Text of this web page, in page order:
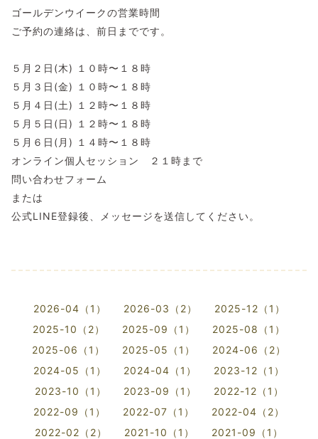
ゴールデンウイークの営業時間
ご予約の連絡は、前日までです。
５月２日(木) １０時〜１８時
５月３日(金) １０時〜１８時
５月４日(土) １２時〜１８時
５月５日(日) １２時〜１８時
５月６日(月) １４時〜１８時
オンライン個人セッション ２１時まで
問い合わせフォーム
または
公式LINE登録後、メッセージを送信してください。
2026-04（1） 2026-03（2）
2025-12（1）
2025-10（2）
2025-09（1）
2025-08（1）
2025-06（1）
2025-05（1）
2024-06（2）
2024-05（1）
2024-04（1）
2023-12（1）
2023-10（1）
2023-09（1）
2022-12（1）
2022-09（1）
2022-07（1）
2022-04（2）
2022-02（2）
2021-10（1）
2021-09（1）